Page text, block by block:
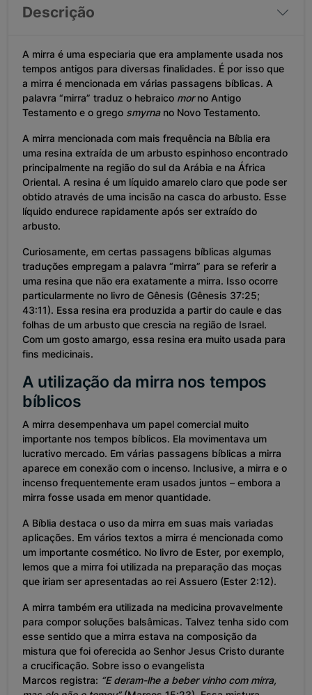
Descrição
A mirra é uma especiaria que era amplamente usada nos
tempos antigos para diversas finalidades. É por isso que
a mirra é mencionada em várias passagens bíblicas. A
palavra “mirra” traduz o hebraico morno Antigo
Testamento e o grego smyrnano Novo Testamento.
A mirra mencionada com mais frequência na Bíblia era
uma resina extraída de um arbusto espinhoso encontrado
principalmente na região do sul da Arábia e na África
Oriental. A resina é um líquido amarelo claro que pode ser
obtido através de uma incisão na casca do arbusto. Esse
líquido endurece rapidamente após ser extraído do
arbusto.
Curiosamente, em certas passagens bíblicas algumas
traduções empregam a palavra “mirra” para se referir a
uma resina que não era exatamente a mirra. Isso ocorre
particularmente no livro de Gênesis (Gênesis 37:25;
43:11). Essa resina era produzida a partir do caule e das
folhas de um arbusto que crescia na região de Israel.
Com um gosto amargo, essa resina era muito usada para
fins medicinais.
A utilização da mirra nos tempos
bíblicos
A mirra desempenhava um papel comercial muito
importante nos tempos bíblicos. Ela movimentava um
lucrativo mercado. Em várias passagens bíblicas a mirra
aparece em conexão com o incenso. Inclusive, a mirra e o
incenso frequentemente eram usados juntos ­­– embora a
mirra fosse usada em menor quantidade.
A Bíblia destaca o uso da mirra em suas mais variadas
aplicações. Em vários textos a mirra é mencionada como
um importante cosmético. No livro de Ester, por exemplo,
lemos que a mirra foi utilizada na preparação das moças
que iriam ser apresentadas ao rei Assuero (Ester 2:12).
A mirra também era utilizada na medicina provavelmente
para compor soluções balsâmicas. Talvez tenha sido com
esse sentido que a mirra estava na composição da
mistura que foi oferecida ao Senhor Jesus Cristo durante
a crucificação. Sobre isso o evangelista
Marcos registra: “E deram-lhe a beber vinho com mirra,